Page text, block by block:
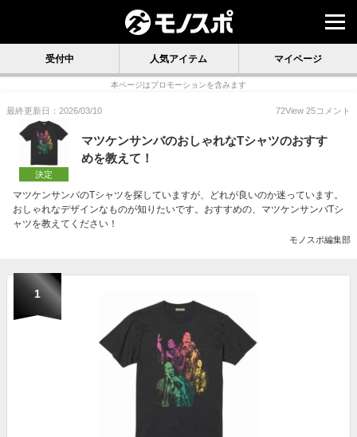
受付中 人気アイテム マイページ
本ページはプロモーションを含みます
最終更新日：2026/03/10 72View 25コメント
決定
マツケンサンバのおしゃれなTシャツのおすす
めを教えて！
マツケンサンバのTシャツを探していますが、どれが良いのか迷っています。
おしゃれなデザインなものが知りたいです。おすすめの、マツケンサンバTシ
ャツを教えてください！
モノスポ編集部
1